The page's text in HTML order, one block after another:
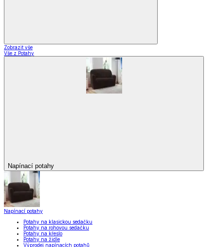
Zobrazit vše
Vše z Potahy
Napínací potahy
Napínací potahy
Potahy na klasickou sedačku
Potahy na rohovou sedačku
Potahy na křeslo
Potahy na židle
Výprodej napínacích potahů